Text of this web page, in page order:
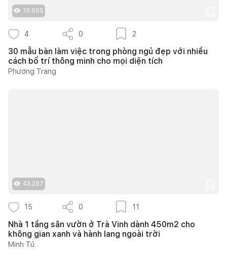
10.605
4 0 2
30 mẫu bàn làm việc trong phòng ngủ đẹp với nhiều
cách bố trí thông minh cho mọi diện tích
Phương Trang
43.287
15 0 11
Nhà 1 tầng sân vườn ở Trà Vinh dành 450m2 cho
không gian xanh và hành lang ngoài trời
Minh Tú